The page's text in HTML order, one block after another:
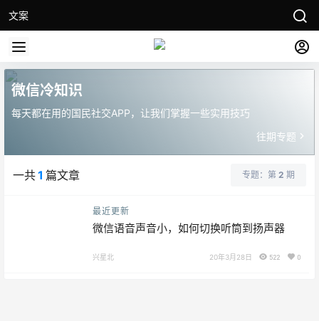
文案
微信冷知识
每天都在用的国民社交APP，让我们掌握一些实用技巧
往期专题
一共1 篇文章 专题：第 2 期
最近更新
微信语音声音小，如何切换听筒到扬声器
兴星北 20年3月28日 522 0